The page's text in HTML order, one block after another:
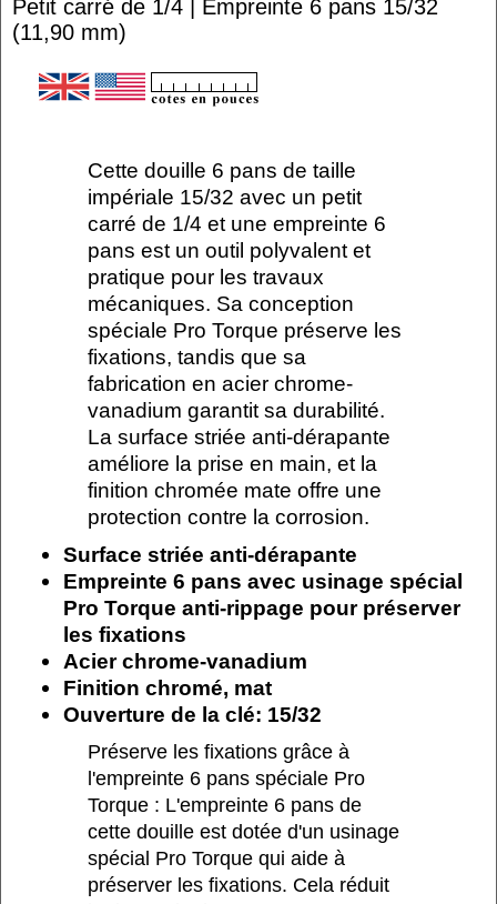
Petit carré de 1/4 | Empreinte 6 pans 15/32
(11,90 mm)
Cette douille 6 pans de taille
impériale 15/32 avec un petit
carré de 1/4 et une empreinte 6
pans est un outil polyvalent et
pratique pour les travaux
mécaniques. Sa conception
spéciale Pro Torque préserve les
fixations, tandis que sa
fabrication en acier chrome-
vanadium garantit sa durabilité.
La surface striée anti-dérapante
améliore la prise en main, et la
finition chromée mate offre une
protection contre la corrosion.
Surface striée anti-dérapante
Empreinte 6 pans avec usinage spécial
Pro Torque anti-rippage pour préserver
les fixations
Acier chrome-vanadium
Finition chromé, mat
Ouverture de la clé: 15/32
Préserve les fixations grâce à
l'empreinte 6 pans spéciale Pro
Torque : L'empreinte 6 pans de
cette douille est dotée d'un usinage
spécial Pro Torque qui aide à
préserver les fixations. Cela réduit